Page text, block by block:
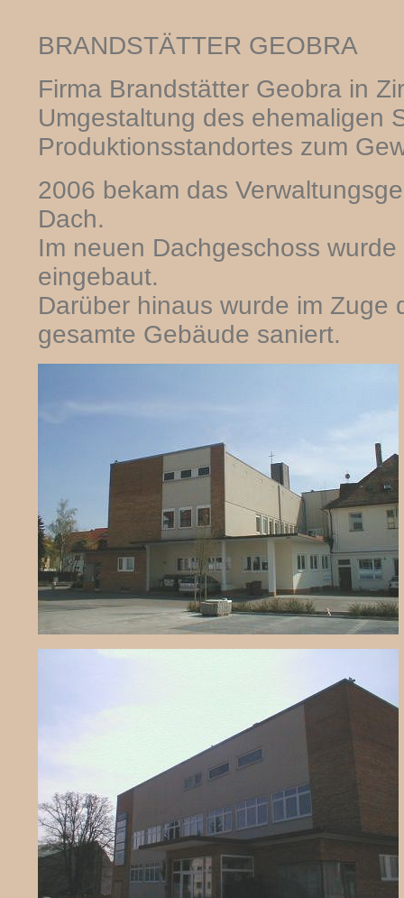
BRANDSTÄTTER GEOBRA
Firma Brandstätter Geobra in
Umgestaltung des ehemaligen
Produktionsstandortes zum
2006 bekam das
Dach.
Im neuen Dachgeschoss
eingebaut.
Darüber hinaus wurde im Zuge
gesamte Gebäude saniert.